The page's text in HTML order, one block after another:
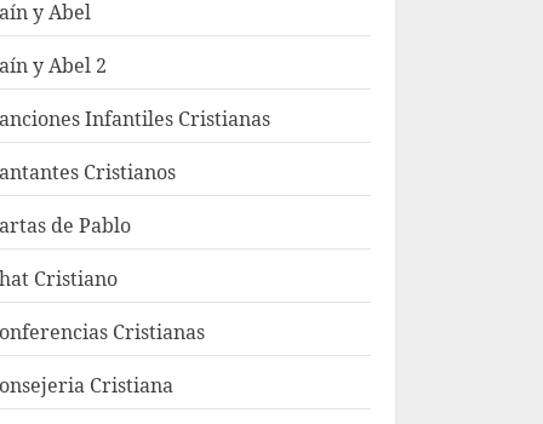
y Abel
y Abel 2
Infantiles Cristianas
Cristianos
de Pablo
Cristiano
Cristianas
Cristiana